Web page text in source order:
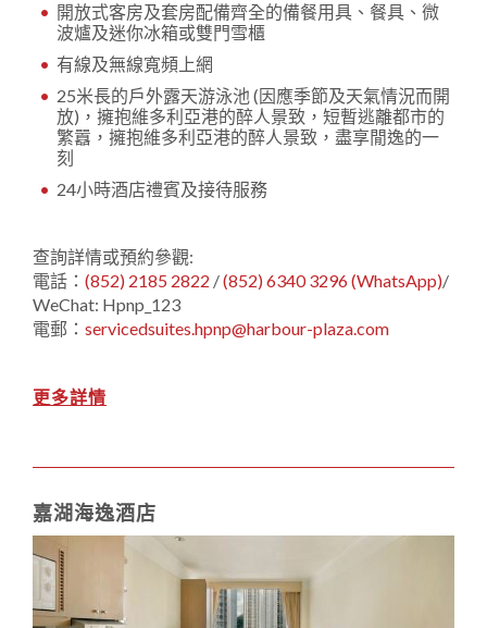
開放式客房及套房配備齊全的備餐用具、餐具、微
波爐及迷你冰箱或雙門雪櫃
有線及無線寬頻上網
25米長的戶外露天游泳池 (因應季節及天氣情況而開
放)，擁抱維多利亞港的醉人景致，短暫逃離都市的
繁囂，擁抱維多利亞港的醉人景致，盡享閒逸的一
刻
24小時酒店禮賓及接待服務
查詢詳情或預約參觀:
電話： (852) 2185 2822 /(852) 6340 3296 (WhatsApp)/
WeChat: Hpnp_123
電郵： servicedsuites.hpnp@harbour-plaza.com
更多詳情
嘉湖海逸酒店